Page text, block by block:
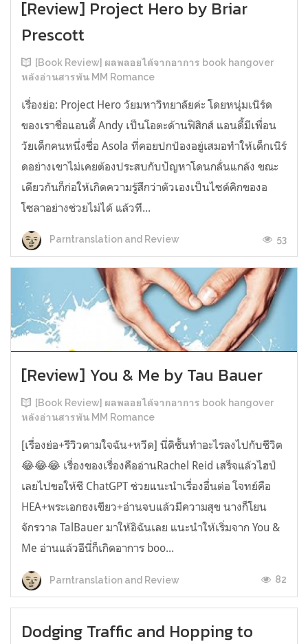
[Review] Project Hero by Briar
Prescott
[Book Review] ผลพลอยได้จากอาการ book hangover
หลังอ่านสารพัน MM Romance
เรื่องย่อ: Project Hero วัยมหาวิทยาลัยค่ะ โดยหนุ่มเนิร์ด
ของเราชื่อแอนดี้ Andy เป็นโอตะด้านฟิสิกส์ แอนดี้มีเพื่อน
วัยเด็กคนหนึ่งชื่อ Asola ที่คอยปกป้องอยู่เสมอทำให้เด็กเนิร์
ดอย่างเขาไม่เคยต้องประสบกับปัญหาโดนกลั่นแกล้ง ขณะ
เดียวกันก็ก่อให้เกิดความรู้สึกว่าตัวเองเป็นไซด์คิกของอ
โซลาอย่างช่วยไม่ได้ แล้วที...
Parntranslation and Review 53
[Review] You & Me by Tau Bauer
[Book Review] ผลพลอยได้จากอาการ book hangover
หลังอ่านสารพัน MM Romance
[เรื่องย่อ+รีวิวตามใจฉัน+หวีด] นี่ดิชั้นทำอะไรลงไปกับชีวิต
😂😂😂 เรื่องของเรื่องคืออ่านRachel Reid เสร็จแล้วไฮป์
เลยไปขอให้ชี ChatGPT ช่วยแนะนำเรื่องอื่นต่อ โจทย์คือ
HEA+พระเอกธงเขียว+อ่านจบแล้วมีความสุข นางก็โยน
จักรวาล TalBauer มาให้อิฉันเลย แนะนำให้เริ่มจาก You &
Me อ่านแล้วอีนี่ก็เกิดอาการ boo...
Parntranslation and Review 82
Dodging Traffic and Hopping to